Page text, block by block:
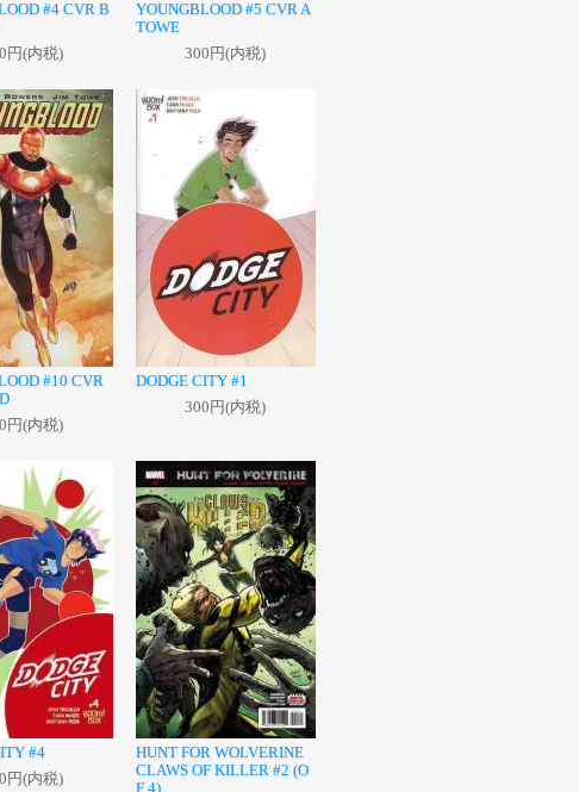
#4 CVR B
円(内税)
YOUNGBLOOD #5 CVR A
TOWE
300円(内税)
#10 CVR
円(内税)
DODGE CITY #1
300円(内税)
#4
円(内税)
HUNT FOR WOLVERINE
CLAWS OF KILLER #2 (O
F 4)